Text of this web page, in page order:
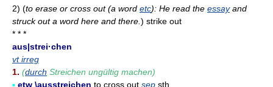
2) (to erase or cross out (a word etc): He read the essayand
struck out a word here and there. ) strike out
* * *
aus|strei·chen
vt irreg
1. (durch Streichen ungültig machen)
▪ etw \ausstreichen to cross out sep sth